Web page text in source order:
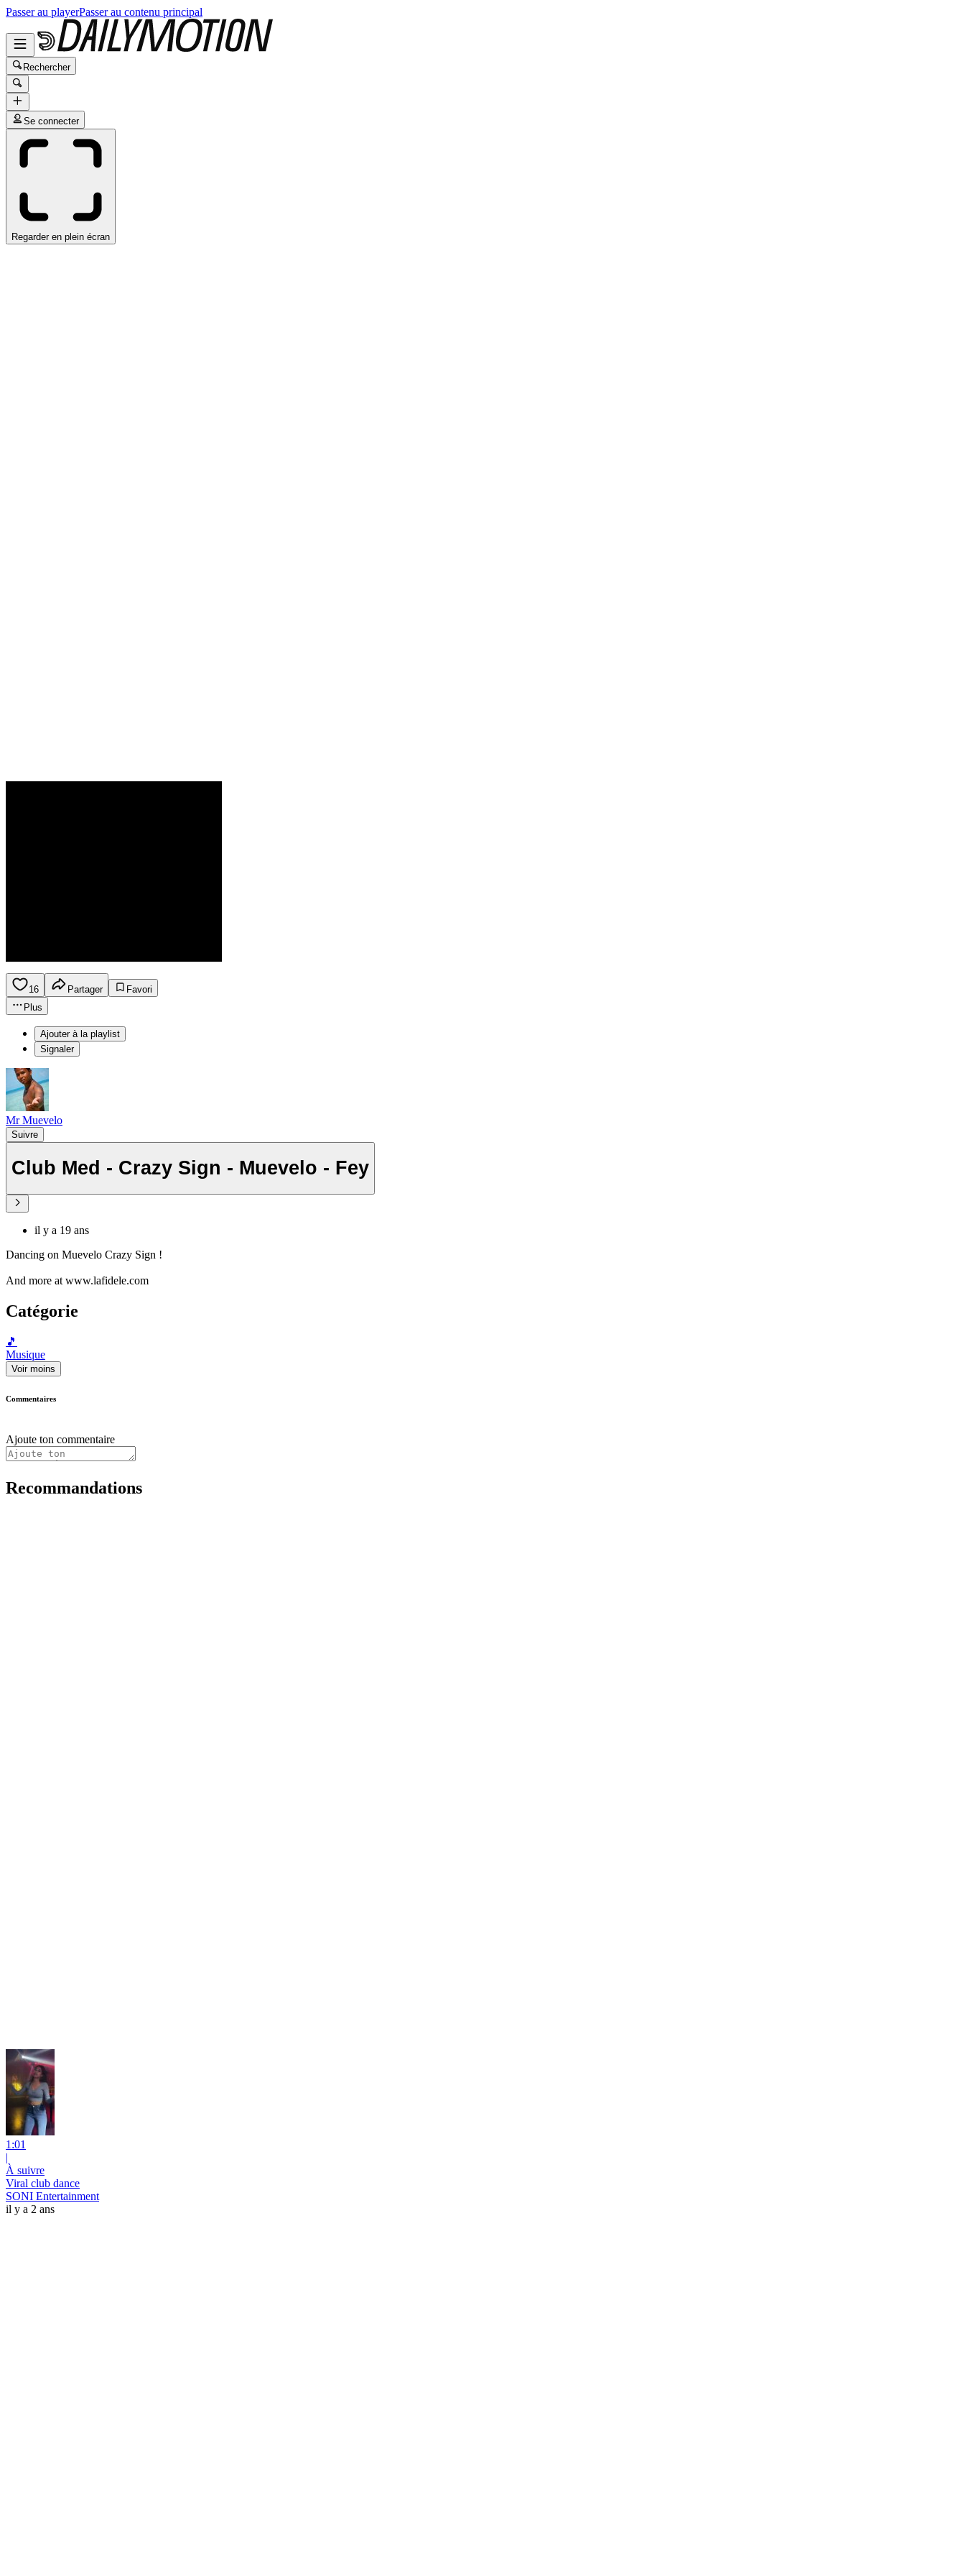
Passer au playerPasser au contenu principal
Rechercher
Se connecter
Regarder en plein écran
16 Partager
Favori
Plus
Ajouter à la playlist
Signaler
Mr Muevelo
Suivre
Club Med - Crazy Sign - Muevelo - Fey
il y a 19 ans
Dancing on Muevelo Crazy Sign !
And more at www.lafidele.com
Catégorie
🎵
Musique
Voir moins
Commentaires
Ajoute ton commentaire
Recommandations
1:01
|
À suivre
Viral club dance
SONI Entertainment
il y a 2 ans